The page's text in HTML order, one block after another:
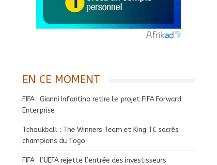
EN CE MOMENT
FIFA : Gianni Infantino retire le projet FIFA Forward
Enterprise
Tchoukball : The Winners Team et King TC sacrés
champions du Togo
FIFA : l’UEFA rejette l’entrée des investisseurs